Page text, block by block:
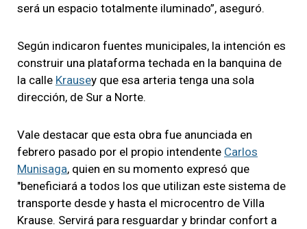
será un espacio totalmente iluminado”, aseguró.
Según indicaron fuentes municipales, la intención es
construir una plataforma techada en la banquina de
la calle Krausey que esa arteria tenga una sola
dirección, de Sur a Norte.
Vale destacar que esta obra fue anunciada en
febrero pasado por el propio intendente Carlos
Munisaga, quien en su momento expresó que
"beneficiará a todos los que utilizan este sistema de
transporte desde y hasta el microcentro de Villa
Krause. Servirá para resguardar y brindar confort a